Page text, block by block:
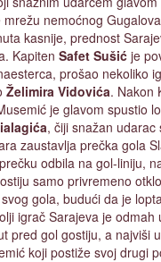
nemoćnog
kasnije, prednost
Kapiten Safet Sušić je
prošao nekoliko
Želimira Vidovića. Nakon
je glavom spustio
, čiji snažan udarac
zaustavlja prečka gola
odbila na gol-liniju,
samo privremeno
gola, budući da je
igrač Sarajeva je odmah
pred gol gostiju, a najviši
koji postiže svoj drugi